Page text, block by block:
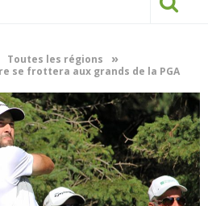
Toutes les régions »
se frottera aux grands de la PGA